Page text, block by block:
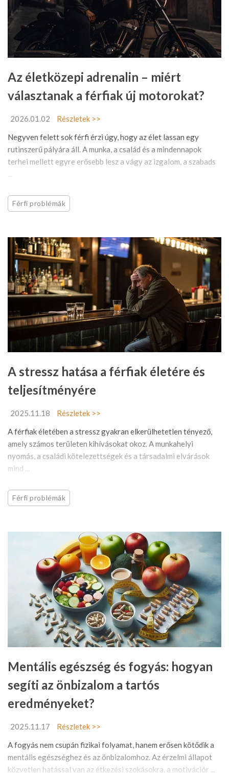
Az életközepi adrenalin – miért
választanak a férfiak új motorokat?
2026.01.02
Részletek >>
Negyven felett sok férfi érzi úgy, hogy az élet lassan egy
rutinszerű pályára áll. A munka, a család és a mindennapok
terhei mellett egyre erősebb lesz a vágy az izgalom, a szabads
...
Férfi problémák
A stressz hatása a férfiak életére és
teljesítményére
2025.11.18
Részletek >>
A férfiak életében a stressz gyakran elkerülhetetlen tényező,
amely számos területen kihívásokat okoz. A munkahelyi
nyomás, a családi kötelezettségek és a társadalmi elvárások
mind ...
Férfi problémák
Mentális egészség és fogyás: hogyan
segíti az önbizalom a tartós
eredményeket?
2025.11.17
Részletek >>
A fogyás nem csupán fizikai folyamat, hanem erősen kötődik a
mentális egészséghez és az önbizalomhoz. Az érzelmi állapot
közvetlen hatással van az étkezési szokásokra, a motivációr ...